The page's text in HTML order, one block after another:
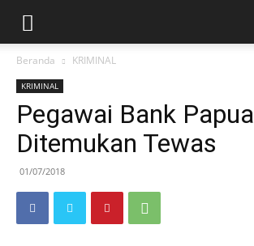
Beranda KRIMINAL
KRIMINAL
Pegawai Bank Papua
Ditemukan Tewas
01/07/2018